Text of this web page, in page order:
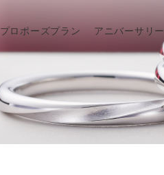
プロポーズプラン アニバーサリー